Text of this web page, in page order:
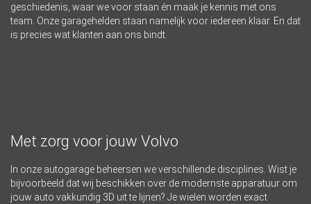
geschiedenis, waar we voor staan én maak je kennis met ons
team. Onze garagehelden staan namelijk voor iedereen klaar. En dat
is precies wat klanten aan ons bindt.
Met zorg voor jouw Volvo
In onze autogarage beheersen we verschillende disciplines. Wist je
bijvoorbeeld dat wij beschikken over de modernste apparatuur om
jouw auto vakkundig 3D uit te lijnen? Je wielen worden exact